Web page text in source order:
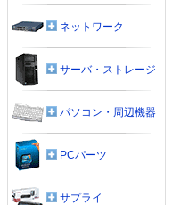
ネットワーク
サーバ・ストレージ
パソコン・周辺機器
PCパーツ
サプライ